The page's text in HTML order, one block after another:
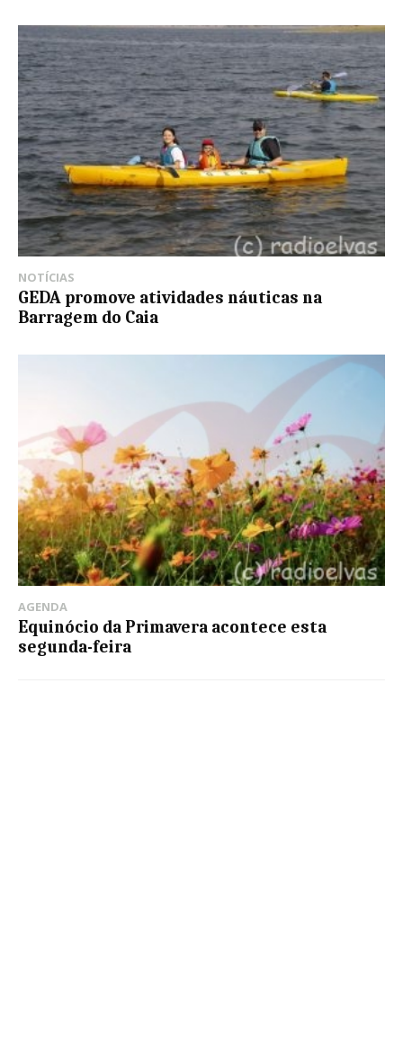
NOTÍCIAS
GEDA promove atividades náuticas na
Barragem do Caia
AGENDA
Equinócio da Primavera acontece esta
segunda-feira